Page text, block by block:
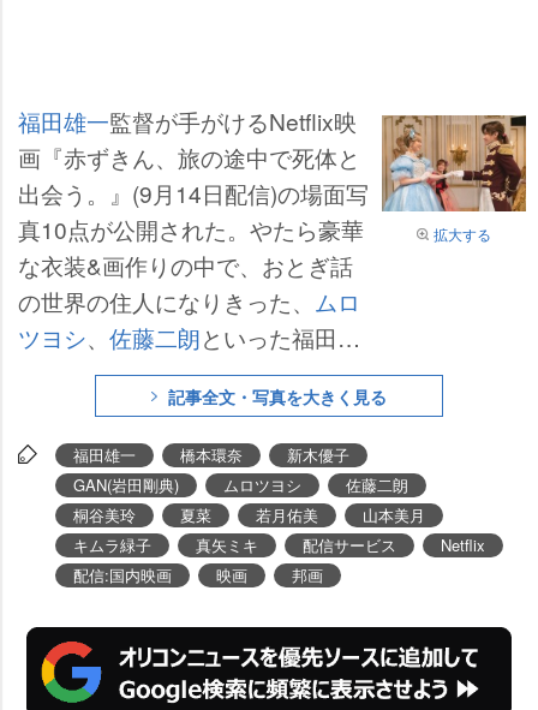
拡大する
福田雄一監督が手がけるNetflix映
画『赤ずきん、旅の途中で死体と
出会う。』(9月14日配信)の場面写
真10点が公開された。やたら豪華
な衣装&画作りの中で、おとぎ話
の世界の住人になりきった、
ムロ
ツヨシ、 佐藤二朗といった福田組
常連メンバー、桐谷美玲、夏菜、
若月佑美、山本美月、キムラ緑子
、 真矢ミキらの姿を見ることがで
きる。橋本環奈(赤ずきん)・新木
優子 (シンデレラ)・ 田剛典(王子
様)らの新カットもある。
記事全文・写真を大きく見る
福田雄一 橋本環奈
新木優子
GAN(岩田剛典)
ムロツヨシ
佐藤二朗
桐谷美玲
夏菜 若月佑美
山本美月
キムラ緑子
真矢ミキ 配信サービス
Netflix
配信:国内映画
映画 邦画